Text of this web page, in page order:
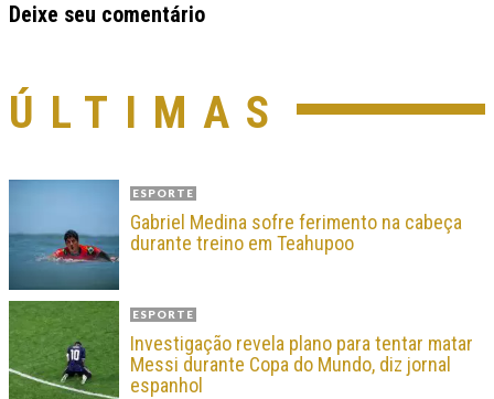
Deixe seu comentário
ÚLTIMAS
ESPORTE
Gabriel Medina sofre ferimento na cabeça
durante treino em Teahupoo
ESPORTE
Investigação revela plano para tentar matar
Messi durante Copa do Mundo, diz jornal
espanhol